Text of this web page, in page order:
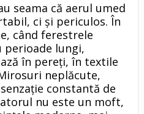
seama că aerul umed
ci și periculos. În
când ferestrele
perioade lungi,
în pereți, în textile
neplăcute,
constantă de
nu este un moft,